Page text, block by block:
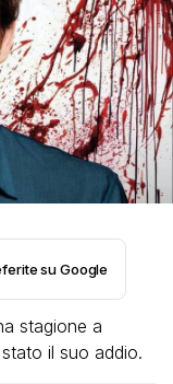
su Google
stagione a
il suo addio.